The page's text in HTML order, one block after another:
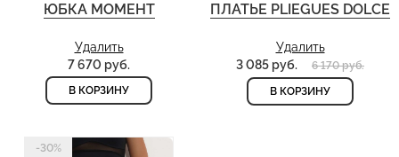
ЮБКА МОМЕНТ
Удалить
7 670 руб.
В КОРЗИНУ
ПЛАТЬЕ PLIEGUES DOLCE
Удалить
3 085 руб.
6 170 руб.
В КОРЗИНУ
-30%